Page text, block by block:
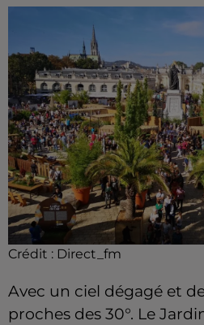
Crédit : Direct_fm
Avec un ciel dégagé et
proches des 30°. Le